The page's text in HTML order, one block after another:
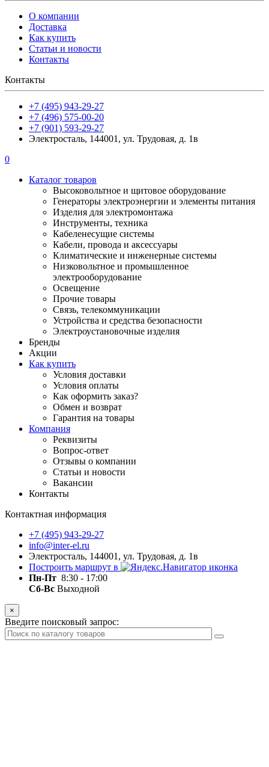
О компании
Доставка
Как купить
Статьи и новости
Контакты
Контакты
+7 (495) 943-29-27
+7 (496) 575-00-20
+7 (901) 593-29-27
Электросталь, 144001, ул. Трудовая, д. 1в
0
Каталог товаров
Высоковольтное и щитовое оборудование
Генераторы электроэнергии и элементы питания
Изделия для электромонтажа
Инструменты, техника
Кабеленесущие системы
Кабели, провода и аксессуары
Климатические и инженерные системы
Низковольтное и промышленное
электрооборудование
Освещение
Прочие товары
Связь, телекоммуникации
Устройства и средства безопасности
Электроустановочные изделия
Бренды
Акции
Как купить
Условия доставки
Условия оплаты
Как оформить заказ?
Обмен и возврат
Гарантия на товары
Компания
Реквизиты
Вопрос-ответ
Отзывы о компании
Статьи и новости
Вакансии
Контакты
Контактная информация
+7 (495) 943-29-27
info@inter-el.ru
Электросталь, 144001, ул. Трудовая, д. 1в
Построить маршрут в
Пн-Пт 8:30 - 17:00
Сб-Вс Выходной
×
Введите поисковый запрос: